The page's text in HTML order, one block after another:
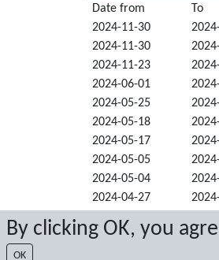
By clicking OK, you
OK
Date from To
2024-11-30
2024-11-30
2024-11-23
2024-06-01
2024-05-25
2024-05-18
2024-05-17
2024-05-05
2024-05-04
2024-04-27
2024-04-20
2024-04-13